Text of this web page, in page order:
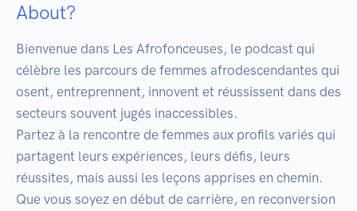
About?
Bienvenue dans Les Afrofonceuses, le podcast qui
célèbre les parcours de femmes afrodescendantes qui
osent, entreprennent, innovent et réussissent dans des
secteurs souvent jugés inaccessibles.
Partez à la rencontre de femmes aux profils variés qui
partagent leurs expériences, leurs défis, leurs
réussites, mais aussi les leçons apprises en chemin.
Que vous soyez en début de carrière, en reconversion